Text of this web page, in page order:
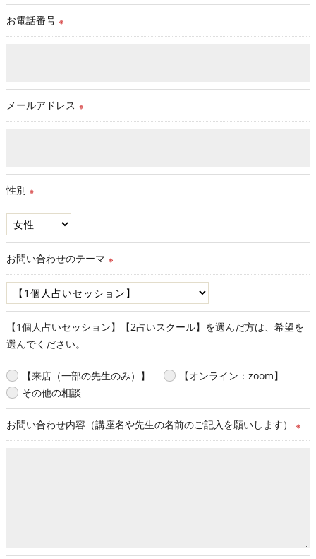
お電話番号 ※
メールアドレス ※
性別 ※
お問い合わせのテーマ ※
【1個人占いセッション】【2占いスクール】を選んだ方は、希望を
選んでください。
【来店（一部の先生のみ）】
【オンライン：zoom】
その他の相談
お問い合わせ内容（講座名や先生の名前のご記入を願いします） ※